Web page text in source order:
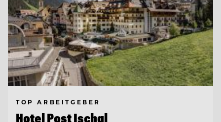
TOP ARBEITGEBER
Hotel Post Ischgl